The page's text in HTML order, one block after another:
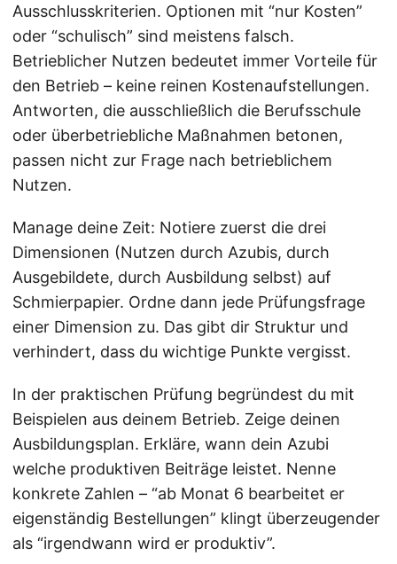
Ausschlusskriterien. Optionen mit “nur Kosten”
oder “schulisch” sind meistens falsch.
Betrieblicher Nutzen bedeutet immer Vorteile für
den Betrieb – keine reinen Kostenaufstellungen.
Antworten, die ausschließlich die Berufsschule
oder überbetriebliche Maßnahmen betonen,
passen nicht zur Frage nach betrieblichem
Nutzen.
Manage deine Zeit: Notiere zuerst die drei
Dimensionen (Nutzen durch Azubis, durch
Ausgebildete, durch Ausbildung selbst) auf
Schmierpapier. Ordne dann jede Prüfungsfrage
einer Dimension zu. Das gibt dir Struktur und
verhindert, dass du wichtige Punkte vergisst.
In der praktischen Prüfung begründest du mit
Beispielen aus deinem Betrieb. Zeige deinen
Ausbildungsplan. Erkläre, wann dein Azubi
welche produktiven Beiträge leistet. Nenne
konkrete Zahlen – “ab Monat 6 bearbeitet er
eigenständig Bestellungen” klingt überzeugender
als “irgendwann wird er produktiv”.